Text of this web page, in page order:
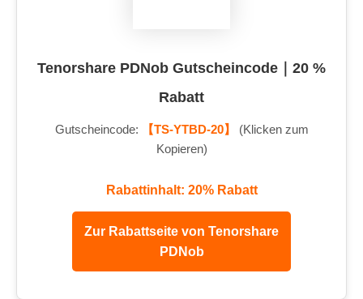
Tenorshare PDNob Gutscheincode｜20 %
Rabatt
Gutscheincode: 【TS-YTBD-20】
(Klicken zum
Kopieren)
Rabattinhalt: 20% Rabatt
Zur Rabattseite von Tenorshare
PDNob